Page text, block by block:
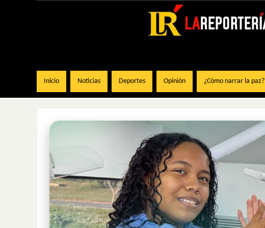
Inicio Noticias Deportes Opinión ¿Cómo narrar la paz?